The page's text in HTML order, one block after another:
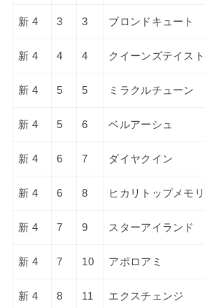
新 4 3 3 ブロンドキュート
新 4 4 4 クイーンズテイスト
新 4 5 5 ミラクルチューン
新 4 5 6 ベルアーシュ
新 4 6 7 ダイヤクイン
新 4 6 8 ヒカリトップメモリ
新 4 7 9 スターアイランド
新 4 7 10 アポロアミ
新 4 8 11 エクスチェンジ